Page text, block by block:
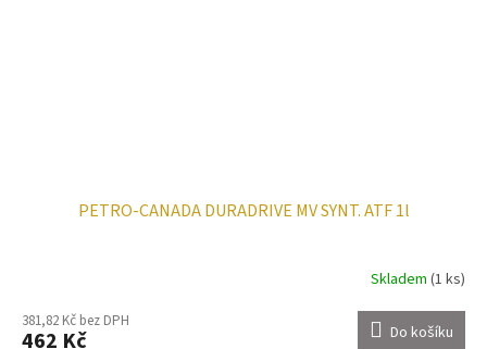
PETRO-CANADA DURADRIVE MV SYNT. ATF 1l
Skladem (1 ks)
381,82 Kč bez DPH
462 Kč Do košíku